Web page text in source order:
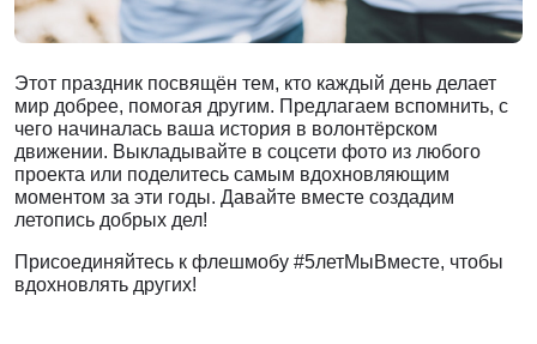
Этот праздник посвящён тем, кто каждый день делает
мир добрее, помогая другим. Предлагаем вспомнить, с
чего начиналась ваша история в волонтёрском
движении. Выкладывайте в соцсети фото из любого
проекта или поделитесь самым вдохновляющим
моментом за эти годы. Давайте вместе создадим
летопись добрых дел!
Присоединяйтесь к флешмобу #5летМыВместе, чтобы
вдохновлять других!